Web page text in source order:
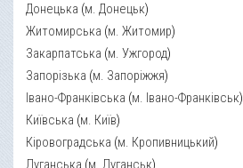
Донецька (м. Донецьк)
Житомирська (м. Житомир)
Закарпатська (м. Ужгород)
Запорізька (м. Запоріжжя)
Івано-Франківська (м. Івано-Франківськ)
Київська (м. Київ)
Кіровоградська (м. Кропивницький)